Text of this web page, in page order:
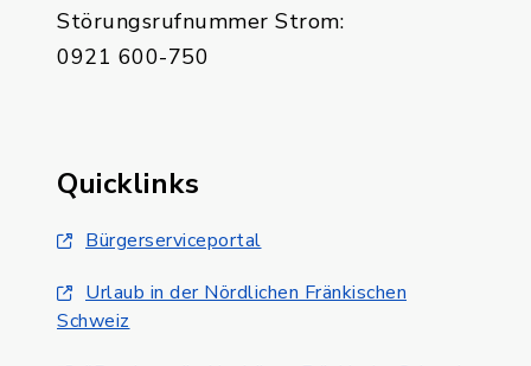
Störungsrufnummer Strom:
0921 600-750
Quicklinks
Bürgerserviceportal
Urlaub in der Nördlichen Fränkischen
Schweiz